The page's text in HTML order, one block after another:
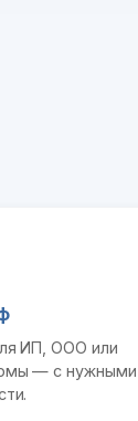
ИП, ООО или
— с нужными